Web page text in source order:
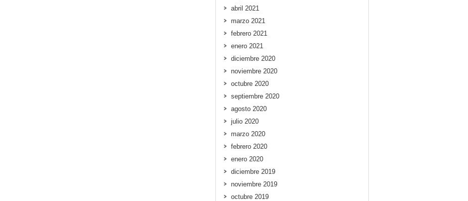
abril 2021
marzo 2021
febrero 2021
enero 2021
diciembre 2020
noviembre 2020
octubre 2020
septiembre 2020
agosto 2020
julio 2020
marzo 2020
febrero 2020
enero 2020
diciembre 2019
noviembre 2019
octubre 2019